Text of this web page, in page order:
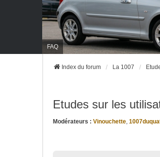
FAQ
Index du forum La 1007
Etudes sur les
Modérateurs : Vinouchette,